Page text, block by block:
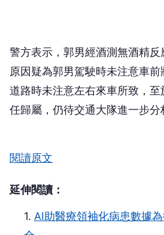
31日下午4時許傷重宣告不治。
警方表示，郭男經酒測無酒精反
道路時未注意左右來車所致，至
閱讀原文